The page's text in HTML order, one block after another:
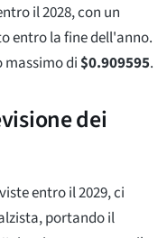
il 2028, con un
entro la fine dell'anno.
massimo di$0.909595.
dei
entro il 2029, ci
portando il